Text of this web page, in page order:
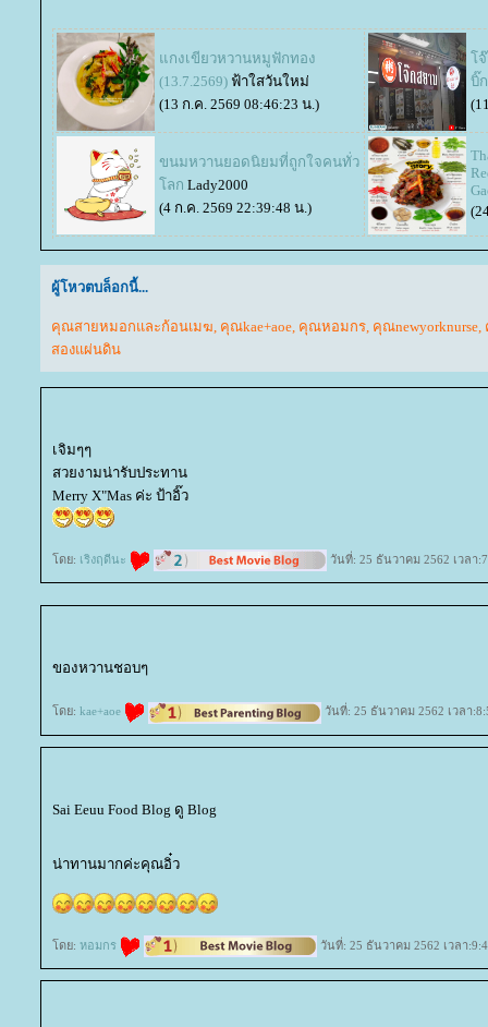
กงเขียวหวานหมูฟักทอง
(13.7.2569) ฟ้าใสวันใหม่
(13 ก.ค. 2569 08:46:23 น.)
จ๊
บิ๊
ขนมหวานยอดนิยมที่ถูกใจคนทั่ว
ลก Lady2000
(4 ก.ค. 2569 22:39:48 น.)
ผู้โหวตบล็อกนี้...
คุณสายหมอกและก้อนเมฆ, คุณkae+aoe, คุณหอมกร, คุณnewyorknurse,
สองแผ่นดิน
เจิมๆๆ
สวยงามน่ารับประทาน
Merry X"Mas ค่ะ ป้าอิ๊ว
ดย: เริงฤดีนะ วันที่: 25 ธันวาคม 2562 เวลา
ของหวานชอบๆ
ดย: kae+aoe วันที่: 25 ธันวาคม 2562 เวลา
Sai Eeuu Food Blog ดู Blog
น่าทานมากค่ะคุณอิ๋ว
ดย: หอมกร วันที่: 25 ธันวาคม 2562 เวลา